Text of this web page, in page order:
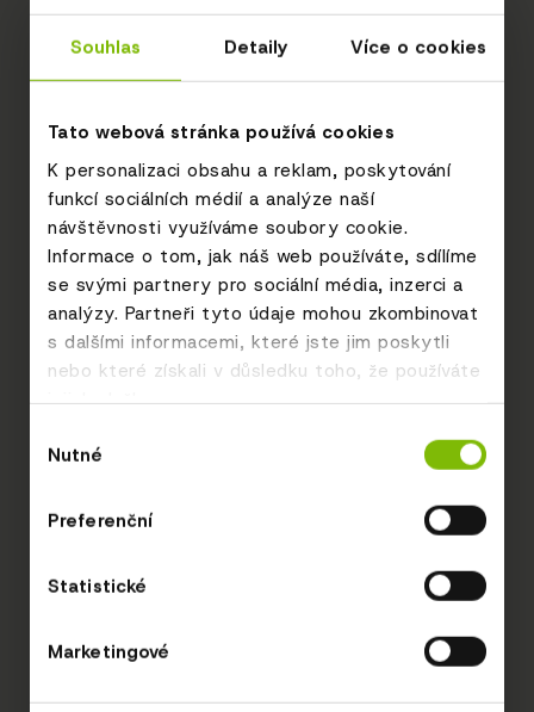
Souhlas Detaily Více o cookies
Tato webová stránka používá cookies
K personalizaci obsahu a reklam, poskytování
funkcí sociálních médií a analýze naší
návštěvnosti využíváme soubory cookie.
Informace o tom, jak náš web používáte, sdílíme
se svými partnery pro sociální média, inzerci a
analýzy. Partneři tyto údaje mohou zkombinovat
s dalšími informacemi, které jste jim poskytli
nebo které získali v důsledku toho, že používáte
jejich služby.
souhlasu
Nutné
Preferenční
Statistické
Marketingové